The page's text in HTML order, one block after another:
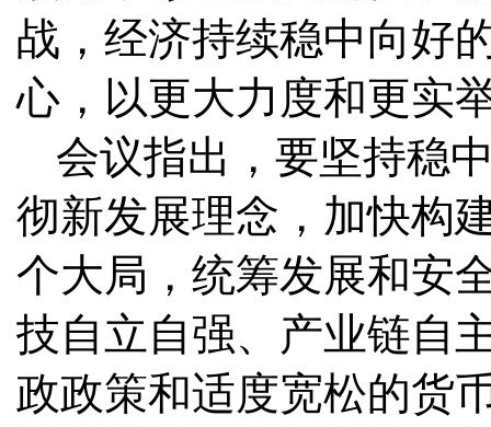
战，经济持续稳中向好
心，以更大力度和更实
会议指出，要坚持稳
彻新发展理念，加快构
个大局，统筹发展和安
技自立自强、产业链自
政政策和适度宽松的货